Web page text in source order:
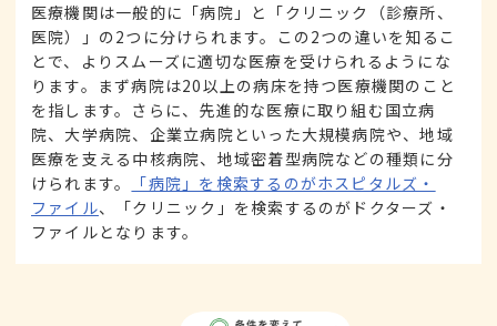
医療機関は一般的に「病院」と「クリニック（診療所、
医院）」の2つに分けられます。この2つの違いを知るこ
とで、よりスムーズに適切な医療を受けられるようにな
ります。まず病院は20以上の病床を持つ医療機関のこと
を指します。さらに、先進的な医療に取り組む国立病
院、大学病院、企業立病院といった大規模病院や、地域
医療を支える中核病院、地域密着型病院などの種類に分
けられます。
「病院」を検索するのがホスピタルズ・
ファイル、「クリニック」を検索するのがドクターズ・
ファイルとなります。